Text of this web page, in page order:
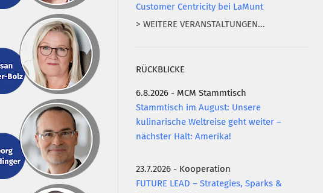
Customer Centricity bei LaMunt
> WEITERE VERANSTALTUNGEN...
RÜCKBLICKE
6.8.2026 - MCM Stammtisch
Stammtisch im August: Unsere
kulinarische Weltreise geht weiter –
nächster Halt: Amerika!
23.7.2026 - Kooperation
FUTURE LEAD – Strategies, Sparks &